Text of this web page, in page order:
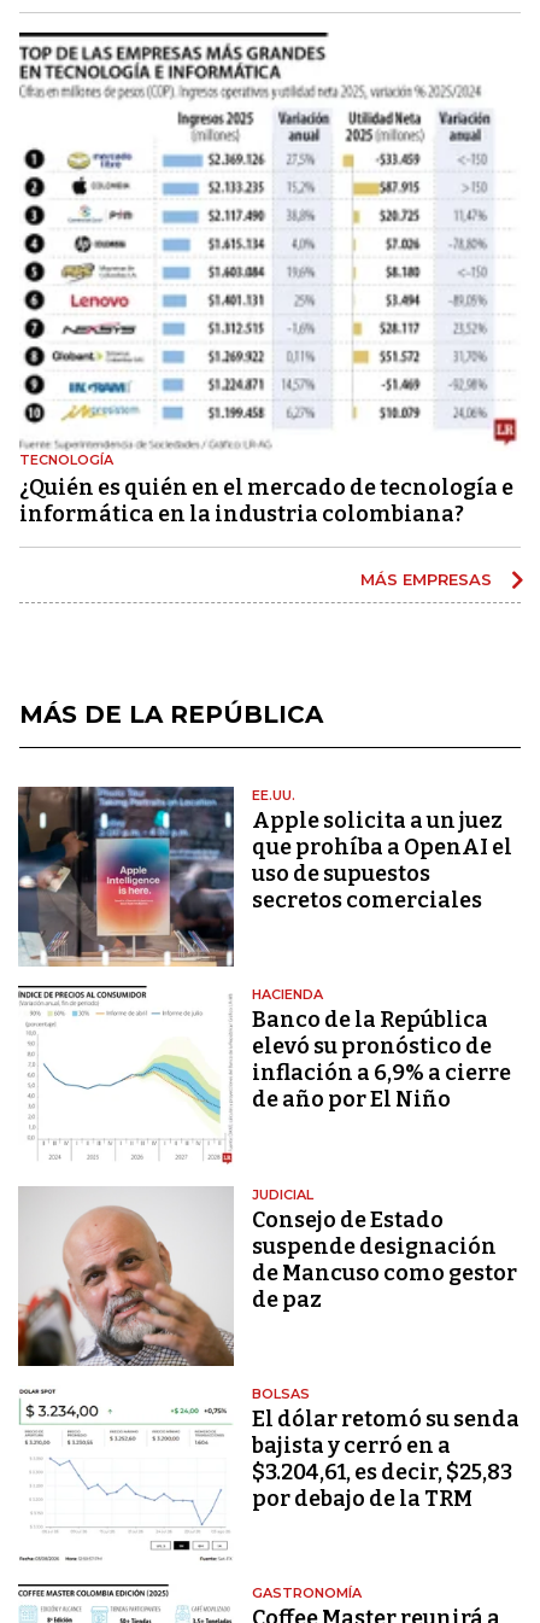
TECNOLOGÍA
¿Quién es quién en el mercado de tecnología e
informática en la industria colombiana?
MÁS EMPRESAS
MÁS DE LA REPÚBLICA
EE.UU.
Apple solicita a un juez
que prohíba a OpenAI el
uso de supuestos
secretos comerciales
HACIENDA
Banco de la República
elevó su pronóstico de
inflación a 6,9% a cierre
de año por El Niño
JUDICIAL
Consejo de Estado
suspende designación
de Mancuso como gestor
de paz
BOLSAS
El dólar retomó su senda
bajista y cerró en a
$3.204,61, es decir, $25,83
por debajo de la TRM
GASTRONOMÍA